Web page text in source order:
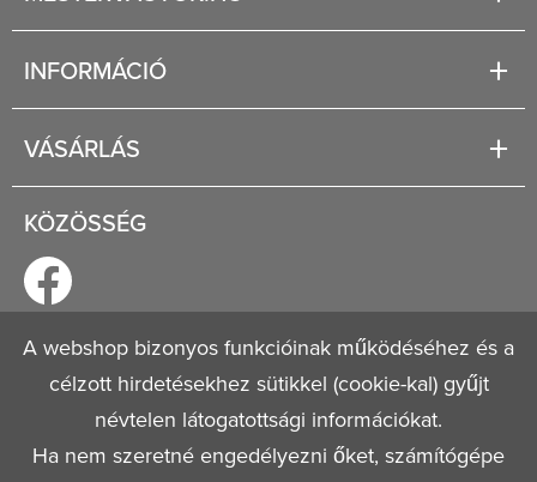
INFORMÁCIÓ
Jogi tudnivalók
Általános szerződési feltételek
Adatvédelmi nyilatkozat
VÁSÁRLÁS
Regisztráció
KÖZÖSSÉG
© 2026Mestervagyok.hu
Minden jog fenntartva!
A webshop bizonyos funkcióinak működéséhez és a
célzott hirdetésekhez sütikkel (cookie-kal) gyűjt
névtelen látogatottsági információkat.
Ha nem szeretné engedélyezni őket, számítógépe